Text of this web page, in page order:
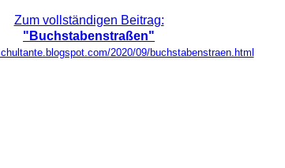
Zum vollständigen Beitrag:
"Buchstabenstraßen"
2020/09/buchstabenstraen.html